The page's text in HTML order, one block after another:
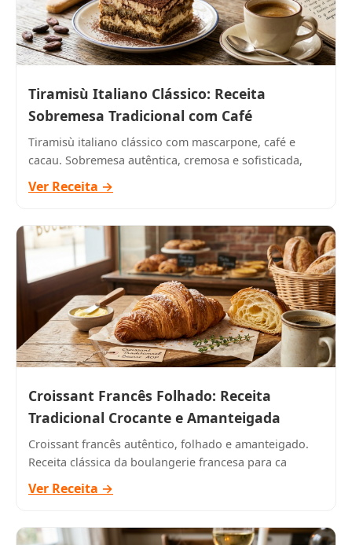
Tiramisù Italiano Clássico: Receita
Sobremesa Tradicional com Café
Tiramisù italiano clássico com mascarpone, café e
cacau. Sobremesa autêntica, cremosa e sofisticada,
Ver Receita →
Croissant Francês Folhado: Receita
Tradicional Crocante e Amanteigada
Croissant francês autêntico, folhado e amanteigado.
Receita clássica da boulangerie francesa para ca
Ver Receita →